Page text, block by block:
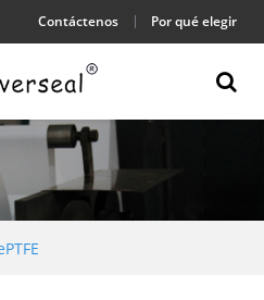
Contáctenos Por qué elegir